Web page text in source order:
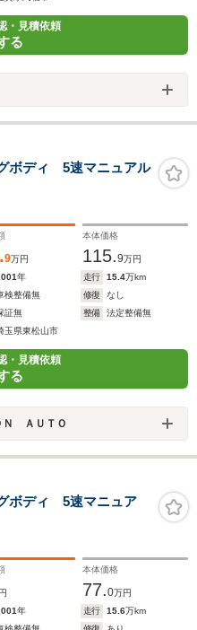
・見積依頼
る
ボディ 5速マニュアル
9万円
本体価格
115.9万円
年 走行 15.4万km
検整備無 修復
なし
証無 整備
法定整備無
玉県東松山市
・見積依頼
る
Ｎ ＡＵＴＯ
ボディ 5速マニュア
本体価格
77.0万円
年 走行 15.6万km